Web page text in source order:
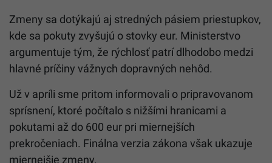
Zmeny sa dotýkajú aj stredných pásiem priestupkov,
kde sa pokuty zvyšujú o stovky eur. Ministerstvo
argumentuje tým, že rýchlosť patrí dlhodobo medzi
hlavné príčiny vážnych dopravných nehôd.
Už v apríli sme pritom informovali o pripravovanom
sprísnení, ktoré počítalo s nižšími hranicami a
pokutami až do 600 eur pri miernejších
prekročeniach. Finálna verzia zákona však ukazuje
miernejšie zmeny.